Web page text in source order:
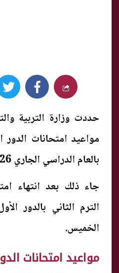
حددت وزارة التربية
مواعيد امتحانات الدور
بالعام الدراسي الجاري 2025/2026.
جاء ذلك بعد انتهاء
الخميس.
مواعيد امتحانات